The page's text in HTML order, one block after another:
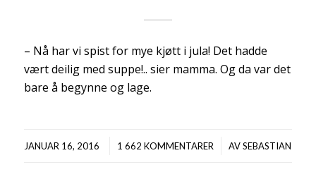
– Nå har vi spist for mye kjøtt i jula! Det hadde
vært deilig med suppe!.. sier mamma. Og da var det
bare å begynne og lage.
JANUAR 16, 2016
/ 1 662 KOMMENTARER
/ AVSEBASTIAN